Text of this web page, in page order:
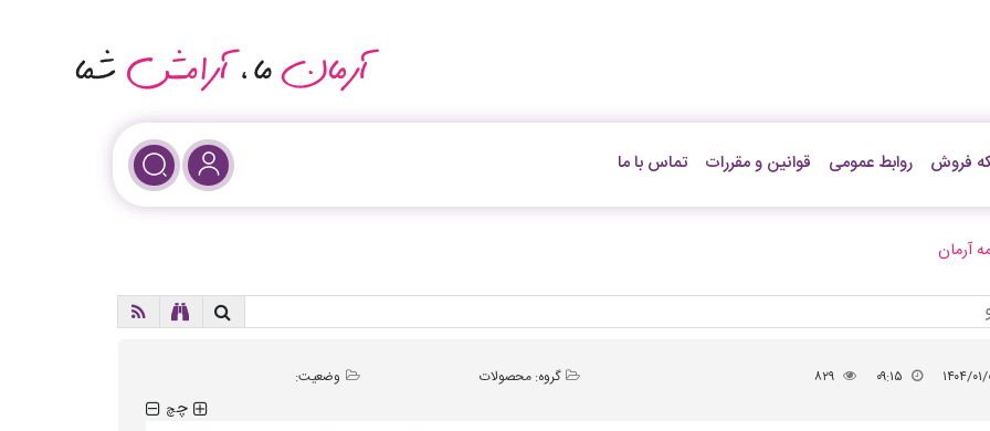
فروش روابط عمومی قوانین و مقررات تماس با ما
آرمان
۰۱/۰۹ ۰۹:۱۵ ۸۲۹ گروه: محصولات وضعیت:
چچ